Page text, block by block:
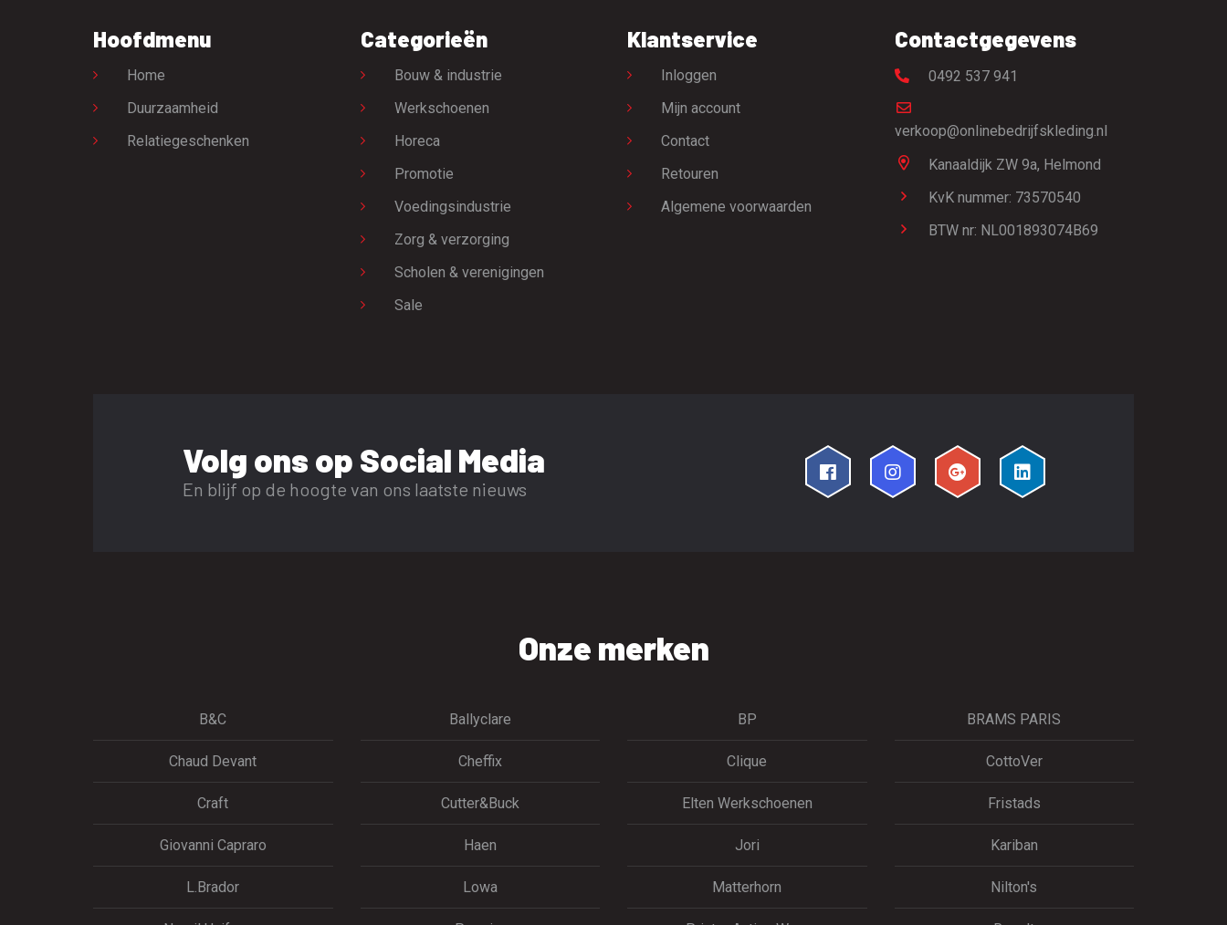
Hoofdmenu
Home
Duurzaamheid
Relatiegeschenken
Categorieën
Bouw & industrie
Werkschoenen
Horeca
Promotie
Voedingsindustrie
Zorg & verzorging
Scholen & verenigingen
Sale
Klantservice
Inloggen
Mijn account
Contact
Retouren
Algemene voorwaarden
Contactgegevens
0492 537 941
verkoop@onlinebedrijfskleding.nl
Kanaaldijk ZW 9a, Helmond
KvK nummer: 73570540
BTW nr: NL001893074B69
Volg ons op Social Media
En blijf op de hoogte van ons laatste nieuws
Onze merken
B&C Ballyclare BP BRAMS PARIS
Chaud Devant Cheffix Clique CottoVer
Craft Cutter&Buck Elten Werkschoenen Fristads
Giovanni Capraro Haen Jori Kariban
L.Brador Lowa Matterhorn Nilton's